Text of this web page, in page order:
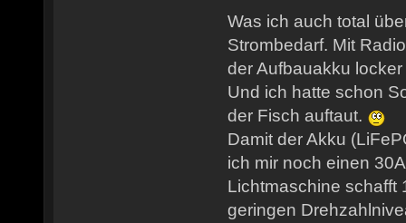
Was ich auch total
Strombedarf. Mit
der Aufbauakku
Und ich hatte schon
der Fisch auftaut.
Damit der Akku
ich mir noch einen
Lichtmaschine schafft
geringen